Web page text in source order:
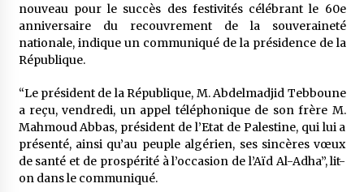
5 ans ago
nouveau pour le succès des festivités célébrant le 60e
anniversaire du recouvrement de la souveraineté
nationale, indique un communiqué de la présidence de la
République.
“Le président de la République, M. Abdelmadjid Tebboune
a reçu, vendredi, un appel téléphonique de son frère M.
Mahmoud Abbas, président de l’Etat de Palestine, qui lui a
présenté, ainsi qu’au peuple algérien, ses sincères vœux
de santé et de prospérité à l’occasion de l’Aïd Al-Adha”, lit-
on dans le communiqué.